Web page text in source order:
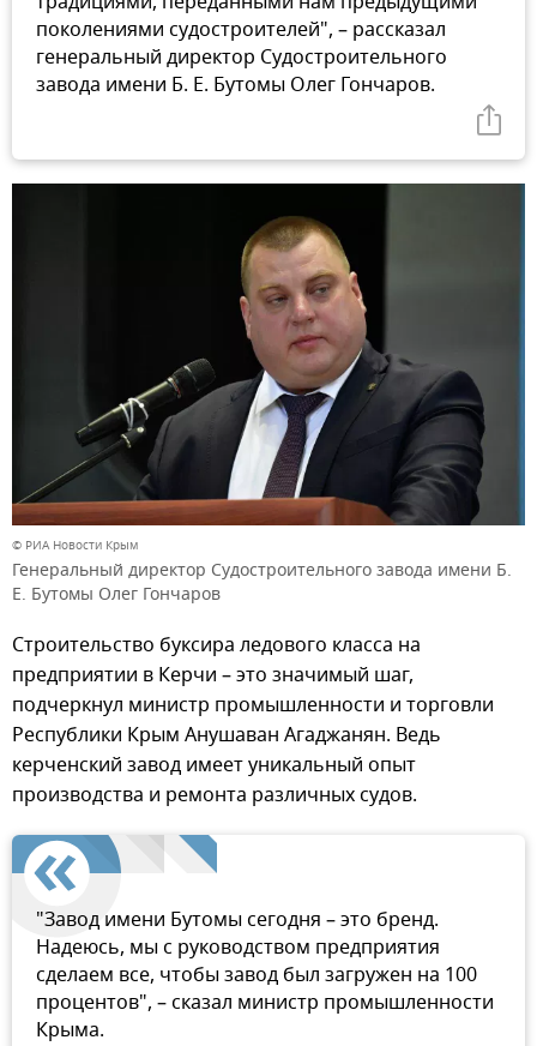
поколениями судостроителей", – рассказал
генеральный директор Судостроительного
завода имени Б. Е. Бутомы Олег Гончаров.
© РИА Новости Крым
Генеральный директор Судостроительного завода имени Б.
Е. Бутомы Олег Гончаров
Строительство буксира ледового класса на
предприятии в Керчи – это значимый шаг,
подчеркнул министр промышленности и торговли
Республики Крым Анушаван Агаджанян. Ведь
керченский завод имеет уникальный опыт
производства и ремонта различных судов.
"Завод имени Бутомы сегодня – это бренд.
Надеюсь, мы с руководством предприятия
сделаем все, чтобы завод был загружен на 100
процентов", – сказал министр промышленности
Крыма.